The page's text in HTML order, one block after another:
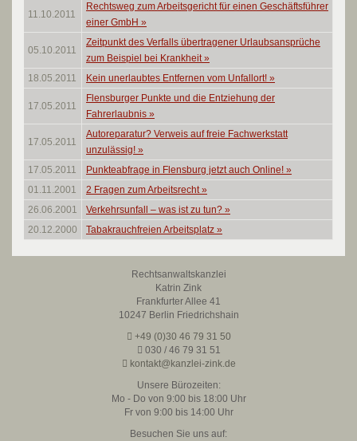
11.10.2011
Rechtsweg zum Arbeitsgericht für einen Geschäftsführer
einer GmbH »
05.10.2011
Zeitpunkt des Verfalls übertragener Urlaubsansprüche
zum Beispiel bei Krankheit»
18.05.2011
Kein unerlaubtes Entfernen vom Unfallort! »
17.05.2011
Flensburger Punkte und die Entziehung der
Fahrerlaubnis »
17.05.2011
Autoreparatur? Verweis auf freie Fachwerkstatt
unzulässig! »
17.05.2011
Punkteabfrage in Flensburg jetzt auch Online! »
01.11.2001
2 Fragen zum Arbeitsrecht»
26.06.2001
Verkehrsunfall – was ist zu tun? »
20.12.2000
Tabakrauchfreien Arbeitsplatz »
Rechtsanwaltskanzlei
Katrin Zink
Frankfurter Allee 41
10247 Berlin Friedrichshain
+49 (0)30 46 79 31 50
030 / 46 79 31 51
kontakt@kanzlei-zink.de
Unsere Bürozeiten:
Mo - Do von 9:00 bis 18:00 Uhr
Fr von 9:00 bis 14:00 Uhr
Besuchen Sie uns auf: